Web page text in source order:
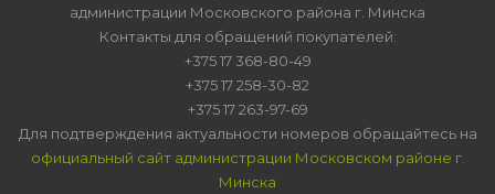
администрации Московского района г. Минска
Контакты для обращений покупателей:
+375 17 368-80-49
+375 17 258-30-82
+375 17 263-97-69
Для подтверждения актуальности номеров обращайтесь на
официальный сайт администрации Московском районе г.
Минска